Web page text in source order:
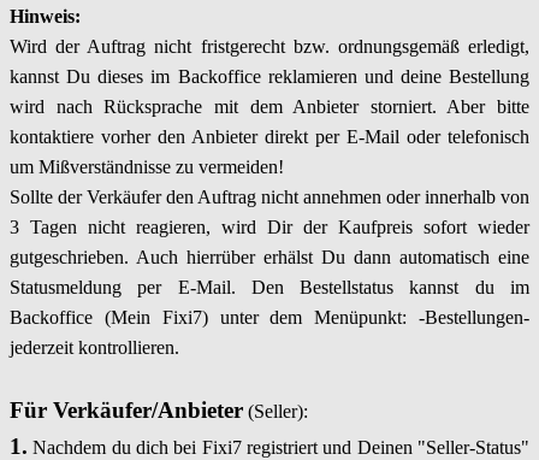
Hinweis:
Wird der Auftrag nicht fristgerecht bzw. ordnungsgemäß erledigt,
kannst Du dieses im Backoffice reklamieren und deine Bestellung
wird nach Rücksprache mit dem Anbieter storniert. Aber bitte
kontaktiere vorher den Anbieter direkt per E-Mail oder telefonisch
um Mißverständnisse zu vermeiden!
Sollte der Verkäufer den Auftrag nicht annehmen oder innerhalb von
3 Tagen nicht reagieren, wird Dir der Kaufpreis sofort wieder
gutgeschrieben. Auch hierrüber erhälst Du dann automatisch eine
Statusmeldung per E-Mail. Den Bestellstatus kannst du im
Backoffice (Mein Fixi7) unter dem Menüpunkt: -Bestellungen-
jederzeit kontrollieren.
Für Verkäufer/Anbieter (Seller):
1. Nachdem du dich bei Fixi7 registriert und Deinen "Seller-Status"